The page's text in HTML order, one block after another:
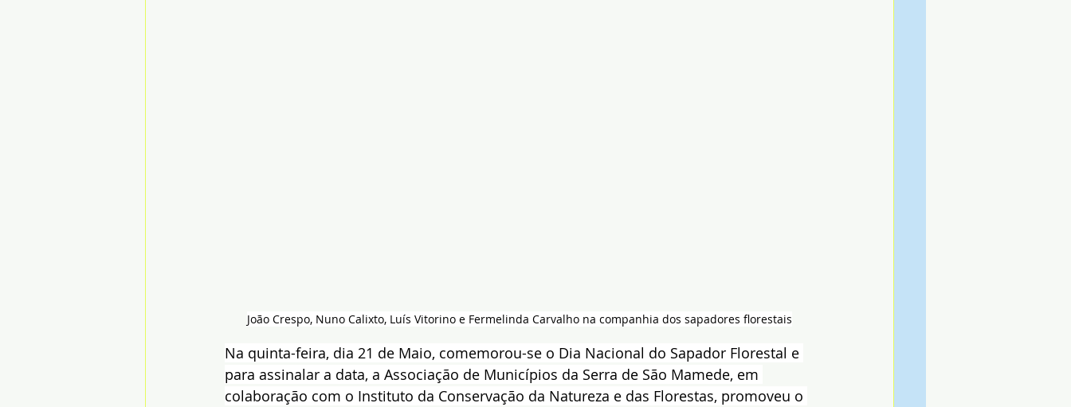
João Crespo, Nuno Calixto, Luís Vitorino e Fermelinda Carvalho na companhia dos sapadores florestais
Na quinta-feira, dia 21 de Maio, comemorou-se o Dia Nacional do Sapador Florestal e
para assinalar a data, a Associação de Municípios da Serra de São Mamede, em
colaboração com o Instituto da Conservação da Natureza e das Florestas, promoveu o